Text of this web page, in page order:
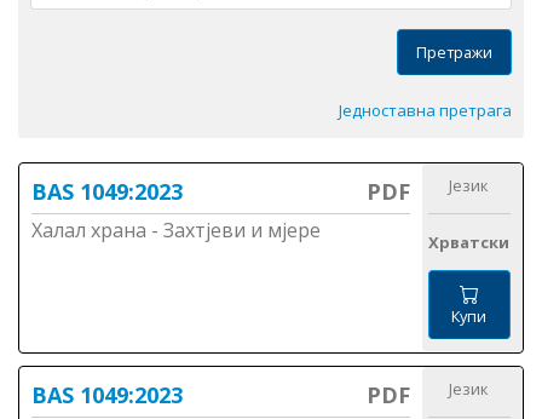
Претражи
Једноставна претрага
BAS 1049:2023 PDF
Халал храна - Захтјеви и мјере
Језик
Хрватски
Купи
BAS 1049:2023 PDF Језик